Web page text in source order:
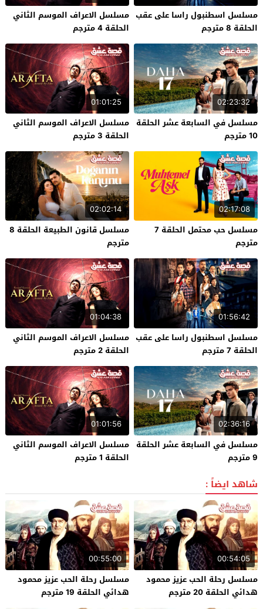
مسلسل اسطنبول راسا على عقب
الحلقة 8 مترجم
مسلسل الاعراف الموسم الثاني
الحلقة 4 مترجم
02:23:32
مسلسل في السابعة عشر الحلقة
10 مترجم
01:01:25
مسلسل الاعراف الموسم الثاني
الحلقة 3 مترجم
02:17:08
مسلسل حب محتمل الحلقة 7
مترجم
02:02:14
مسلسل قانون الطبيعة الحلقة 8
مترجم
01:56:42
مسلسل اسطنبول راسا على عقب
الحلقة 7 مترجم
01:04:38
مسلسل الاعراف الموسم الثاني
الحلقة 2 مترجم
02:36:16
مسلسل في السابعة عشر الحلقة
9 مترجم
01:01:56
مسلسل الاعراف الموسم الثاني
الحلقة 1 مترجم
شاهد ايضاً :
00:54:05
مسلسل رحلة الحب عزيز محمود
هدائي الحلقة 20 مترجم
00:55:00
مسلسل رحلة الحب عزيز محمود
هدائي الحلقة 19 مترجم